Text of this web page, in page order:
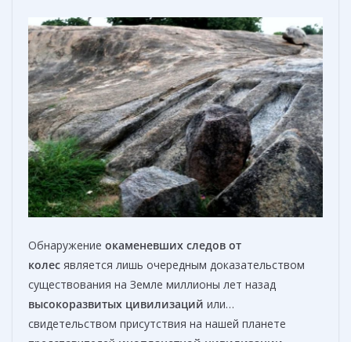
Обнаружение окаменевших следов от
колес является лишь очередным доказательством
существования на Земле миллионы лет назад
высокоразвитых цивилизаций или…
свидетельством присутствия на нашей планете